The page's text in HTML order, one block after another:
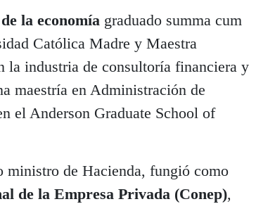
la economía graduado summa cum
Católica Madre y Maestra
la industria de consultoría financiera y
maestría en Administración de
el Anderson Graduate School of
ministro de Hacienda, fungió como
de la Empresa Privada (Conep),